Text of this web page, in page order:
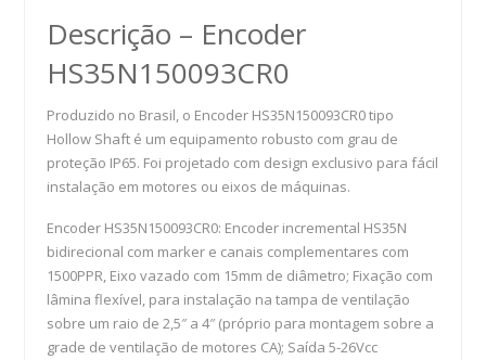
Descrição – Encoder
HS35N150093CR0
Produzido no Brasil, o Encoder HS35N150093CR0 tipo
Hollow Shaft é um equipamento robusto com grau de
proteção IP65. Foi projetado com design exclusivo para fácil
instalação em motores ou eixos de máquinas.
Encoder HS35N150093CR0: Encoder incremental HS35N
bidirecional com marker e canais complementares com
1500PPR, Eixo vazado com 15mm de diâmetro; Fixação com
lâmina flexível, para instalação na tampa de ventilação
sobre um raio de 2,5″ a 4″ (próprio para montagem sobre a
grade de ventilação de motores CA); Saída 5-26Vcc